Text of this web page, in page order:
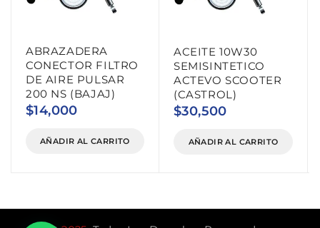
ABRAZADERA
CONECTOR FILTRO
DE AIRE PULSAR
200 NS (BAJAJ)
$14,000
AÑADIR AL CARRITO
ACEITE 10W30
SEMISINTETICO
ACTEVO SCOOTER
(CASTROL)
$30,500
AÑADIR AL CARRITO